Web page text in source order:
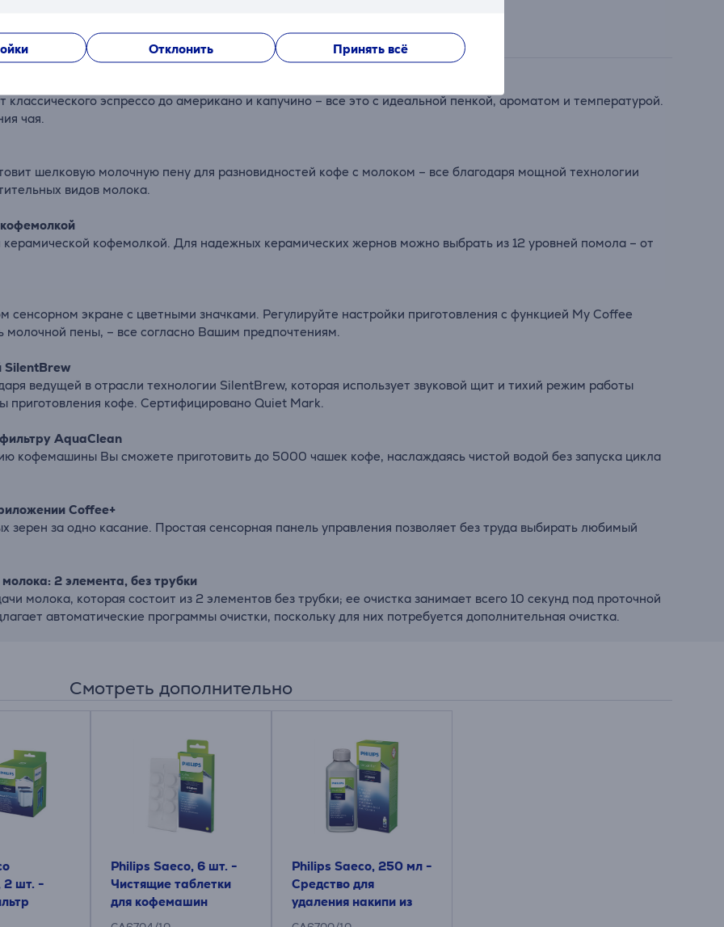
Отклонить Принять всё
Описание
эспрессо до американо и капучино – все это с идеальной пенкой, ароматом и температурой.
чая.
шелковую молочную пену для разновидностей кофе с молоком – все благодаря мощной технологии
видов молока.
керамической кофемолкой. Для надежных керамических жернов можно выбрать из 12 уровней помола – от
экране с цветными значками. Регулируйте настройки приготовления с функцией My Coffee
молочной пены, – все согласно Вашим предпочтениям.
SilentBrew
ведущей в отрасли технологии SilentBrew, которая использует звуковой щит и тихий режим работы
приготовления кофе. Сертифицировано Quiet Mark.
AquaClean
кофемашины Вы сможете приготовить до 5000 чашек кофе, наслаждаясь чистой водой без запуска цикла
Coffee+
за одно касание. Простая сенсорная панель управления позволяет без труда выбирать любимый
2 элемента, без трубки
молока, которая состоит из 2 элементов без трубки; ее очистка занимает всего 10 секунд под проточной
автоматические программы очистки, поскольку для них потребуется дополнительная очистка.
Смотреть дополнительно
2 шт. -
Philips Saeco, 6 шт. -
Чистящие таблетки
для кофемашин
Philips Saeco, 250 мл -
Средство для
удаления накипи из
кофемашин